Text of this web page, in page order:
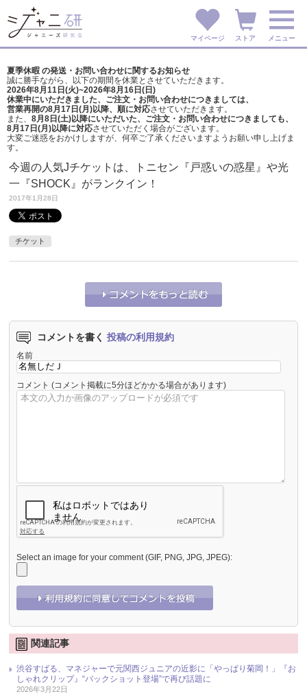
マイページ ストア メニュー
夏季休暇 の発送・お問い合わせに関するお知らせ
誠に勝手ながら、以下の期間を休業とさせていただきます。
2026年8月11日(火)~2026年8月16日(日)
休業中にいただきました、ご注文・お問い合わせにつきましては、
営業再開の8月17日(月)以降、順に対応させていただきます。
また、 8月8日(土)以降にいただいた、ご注文・ お問い合わせにつきましても、
8月17日(月)以降に対応させていただく場合がございます。
大変ご迷惑をおかけしますが、 何卒ご了承くださいますようお願い申し上げま
す。
今週の人気Jチケットは、トニセン『戸惑いの惑星』や光
一『SHOCK』がランクイン！
2017年1月28日
チケット
コメントを書く 投稿の利用規約
名前
コメント (コメント掲載に5分ほどかかる場合があります)
Select an image for your comment (GIF, PNG, JPG, JPEG):
関連記事
渋谷すばる、マネジャーで元関西ジュニアの近影に「やっぱり菊岡！」『お
しゃれクリップ』“バックショット登場”で再び話題に
2026年3月22日